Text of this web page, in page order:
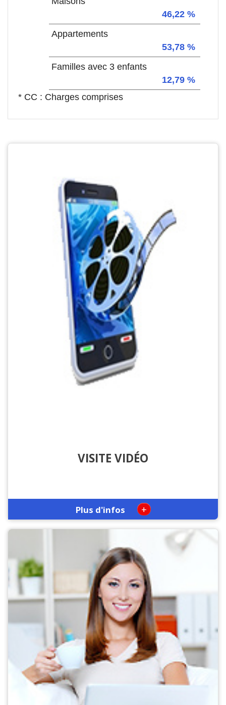
46,22 %
Appartements
53,78 %
Familles avec 3 enfants
12,79 %
* CC : Charges comprises
VISITE VIDÉO
Plus d'infos +